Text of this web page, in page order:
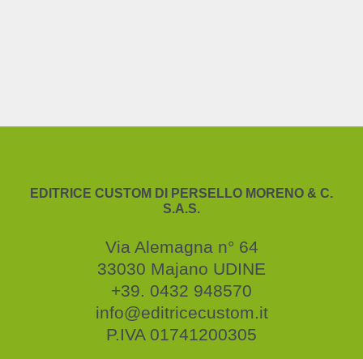
EDITRICE CUSTOM DI PERSELLO MORENO & C.
S.A.S.
Via Alemagna n° 64
33030 Majano UDINE
+39. 0432 948570
info@editricecustom.it
P.IVA 01741200305